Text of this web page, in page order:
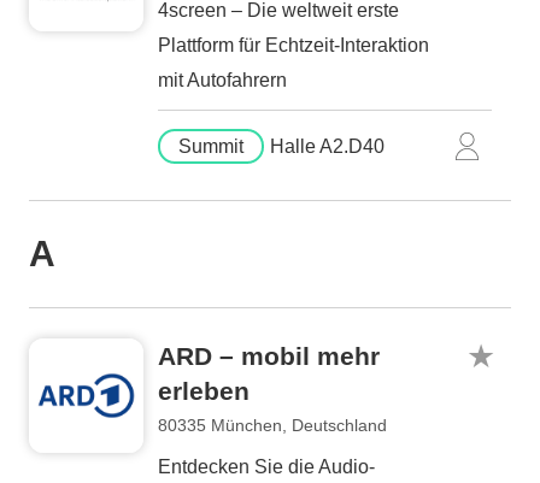
4screen – Die weltweit erste
Plattform für Echtzeit-Interaktion
mit Autofahrern
Summit Halle A2.D40
A
ARD – mobil mehr
erleben
80335 München, Deutschland
Entdecken Sie die Audio-